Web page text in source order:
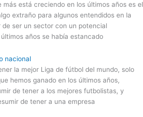
más está creciendo en los últimos años es el
extraño para algunos entendidos en la
de ser un sector con un potencial
años se había estancado
nacional
la mejor Liga de fútbol del mundo, solo
hemos ganado en los últimos años,
de tener a los mejores futbolistas, y
de tener a una empresa